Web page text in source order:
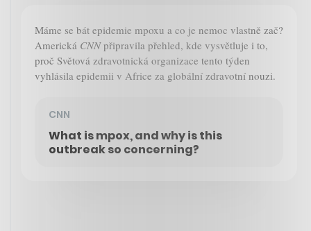
Máme se bát epidemie mpoxu a co je nemoc vlastně zač?
Americká CNNpřipravila přehled, kde vysvětluje i to,
proč Světová zdravotnická organizace tento týden
vyhlásila epidemii v Africe za globální zdravotní nouzi.
CNN
What is mpox, and why is this
outbreak so concerning?